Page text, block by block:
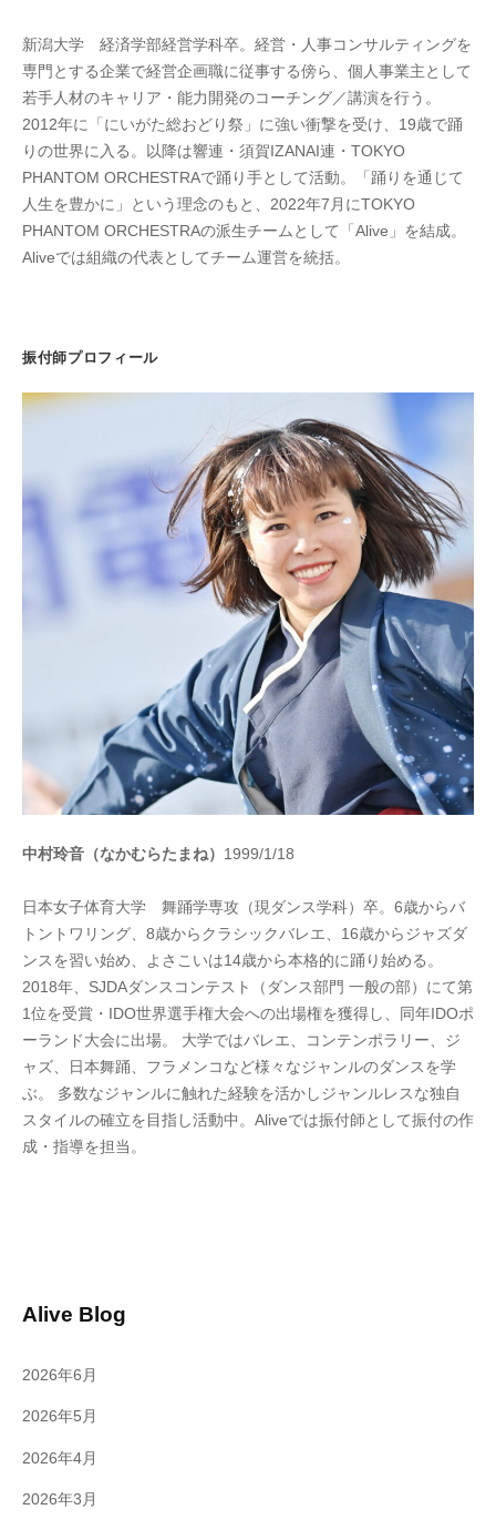
新潟大学 経済学部経営学科卒。経営・人事コンサルティングを
専門とする企業で経営企画職に従事する傍ら、個人事業主として
若手人材のキャリア・能力開発のコーチング／講演を行う。
2012年に「にいがた総おどり祭」に強い衝撃を受け、19歳で踊
りの世界に入る。以降は響連・須賀IZANAI連・TOKYO
PHANTOM ORCHESTRAで踊り手として活動。「踊りを通じて
人生を豊かに」という理念のもと、2022年7月にTOKYO
PHANTOM ORCHESTRAの派生チームとして「Alive」を結成。
Aliveでは組織の代表としてチーム運営を統括。
振付師プロフィール
中村玲音（なかむらたまね） 1999/1/18
日本女子体育大学 舞踊学専攻（現ダンス学科）卒。6歳からバ
トントワリング、8歳からクラシックバレエ、16歳からジャズダ
ンスを習い始め、よさこいは14歳から本格的に踊り始める。
2018年、SJDAダンスコンテスト（ダンス部門 一般の部）にて第
1位を受賞・IDO世界選手権大会への出場権を獲得し、同年IDOポ
ーランド大会に出場。 大学ではバレエ、コンテンポラリー、ジ
ャズ、日本舞踊、フラメンコなど様々なジャンルのダンスを学
ぶ。
多数なジャンルに触れた経験を活かしジャンルレスな独自
スタイルの確立を目指し活動中。 Aliveでは振付師として振付の作
成・指導を担当。
Alive Blog
2026年6月
2026年5月
2026年4月
2026年3月